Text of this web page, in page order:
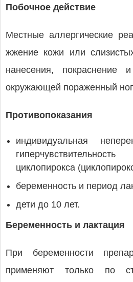
Побочное действие
Местные аллергические
жжение кожи или
нанесения, покраснение
окружающей пораженный
Противопоказания
индивидуальная
циклопирокса
беременность и период
дети до 10 лет.
Беременность и лактация
При беременности
применяют только по